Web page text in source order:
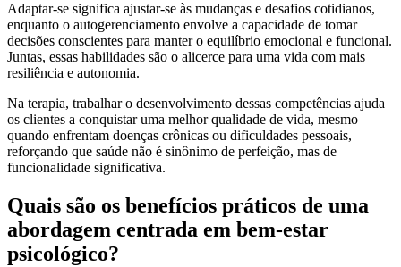
Adaptar-se significa ajustar-se às mudanças e desafios cotidianos,
enquanto o autogerenciamento envolve a capacidade de tomar
decisões conscientes para manter o equilíbrio emocional e funcional.
Juntas, essas habilidades são o alicerce para uma vida com mais
resiliência e autonomia.
Na terapia, trabalhar o desenvolvimento dessas competências ajuda
os clientes a conquistar uma melhor qualidade de vida, mesmo
quando enfrentam doenças crônicas ou dificuldades pessoais,
reforçando que saúde não é sinônimo de perfeição, mas de
funcionalidade significativa.
Quais são os benefícios práticos de uma
abordagem centrada em bem-estar
psicológico?